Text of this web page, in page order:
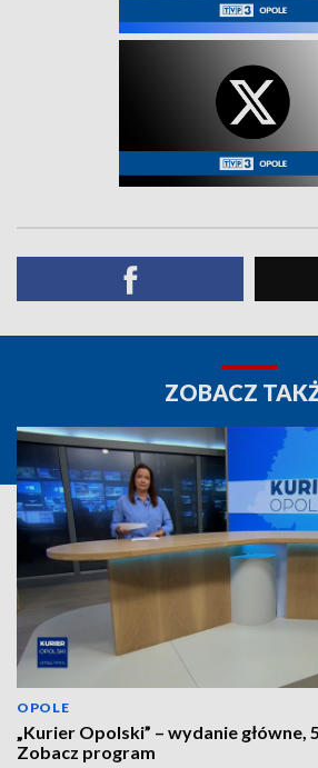
ZOBACZ
OPOLE
„Kurier Opolski” – wydanie główne,
Zobacz program